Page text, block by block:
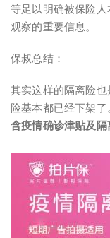
等足以明确被保险
观察的重要信息。
保叔总结：
其实这样的隔离险
险基本都已经下架了。
含疫情确诊津贴及隔